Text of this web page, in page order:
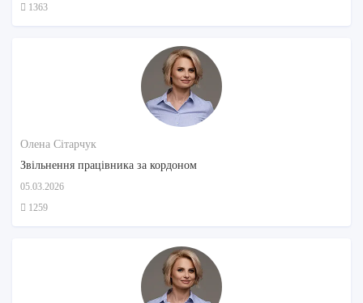
1363
Олена Сітарчук
Звільнення працівника за кордоном
05.03.2026
1259